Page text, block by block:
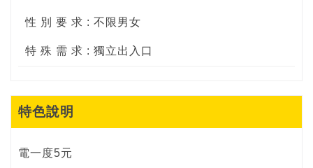
性 別 要 求 : 不限男女
特 殊 需 求 : 獨立出入口
特色說明
電一度5元